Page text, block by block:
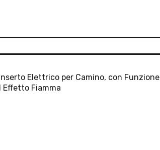
Elettrico per Camino, con Funzione
Effetto Fiamma